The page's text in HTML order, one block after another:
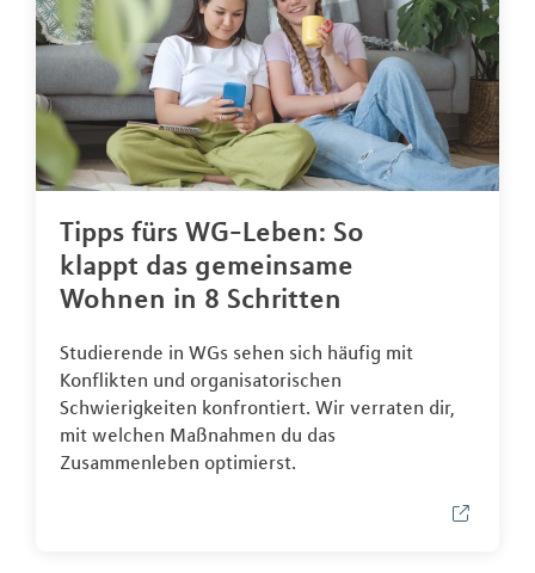
Tipps fürs WG-Leben: So
klappt das gemeinsame
Wohnen in 8 Schritten
Studierende in WGs sehen sich häufig mit
Konflikten und organisatorischen
Schwierigkeiten konfrontiert. Wir verraten dir,
mit welchen Maßnahmen du das
Zusammenleben optimierst.